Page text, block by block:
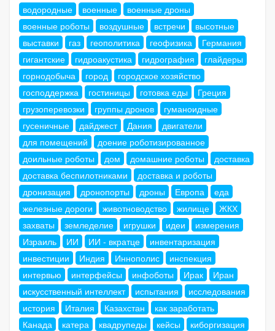
водородные
военные
военные дроны
военные роботы
воздушные встречи
высотные
выставки
газ геополитика геофизика
Германия
гигантские
гидроакустика гидрография
глайдеры
горнодобыча
город
городское хозяйство
господдержка
гостиницы готовка еды
Греция
грузоперевозки
группы дронов
гуманоидные
гусеничные
дайджест Дания
двигатели
для помещений
доение роботизированное
доильные роботы
дом домашние роботы
доставка
доставка беспилотниками
доставка и роботы
дронизация
дронопорты дроны Европа
еда
железные дороги
животноводство жилище
ЖКХ
захваты
земледелие игрушки идеи
измерения
Израиль
ИИ ИИ - вкратце
инвентаризация
инвестиции
Индия Иннополис
инспекция
интервью
интерфейсы инфоботы Ирак
Иран
искусственный интеллект
испытания
исследования
история
Италия Казахстан
как заработать
Канада
катера квадрупеды кейсы
киборгизация